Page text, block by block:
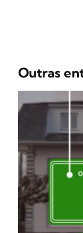
Outras